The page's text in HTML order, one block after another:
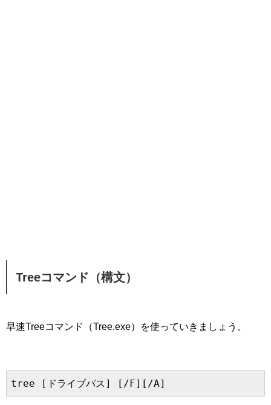
Treeコマンド（構文）
早速Treeコマンド（Tree.exe）を使っていきましょう。